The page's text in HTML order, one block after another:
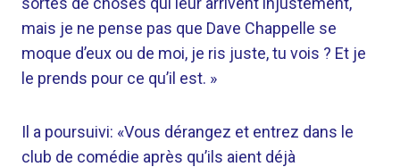
mais je ne pense pas que Dave Chappelle se
moque d’eux ou de moi, je ris juste, tu vois ? Et je
le prends pour ce qu’il est. »
Il a poursuivi: «Vous dérangez et entrez dans le
club de comédie après qu’ils aient déjà